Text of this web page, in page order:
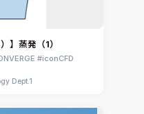
】蒸発（1）
iconCFD
Dept.1